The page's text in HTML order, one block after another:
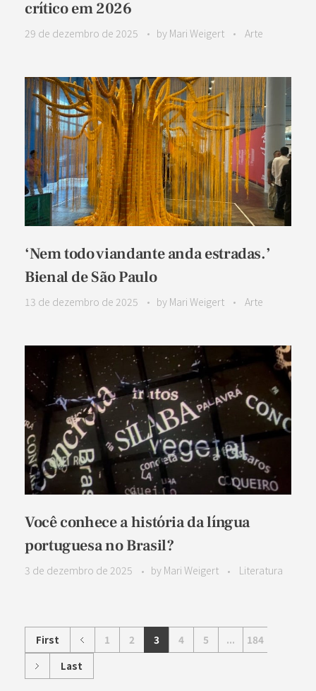
crítico em 2026
29 de dezembro de 2025 by Mari Weigert Arte
‘Nem todo viandante anda estradas.’
Bienal de São Paulo
13 de dezembro de 2025 by Mari Weigert Arte
Você conhece a história da língua
portuguesa no Brasil?
3 de dezembro de 2025 by Mari Weigert Literatura
First 1 2 3 4 5 ...
184
Last